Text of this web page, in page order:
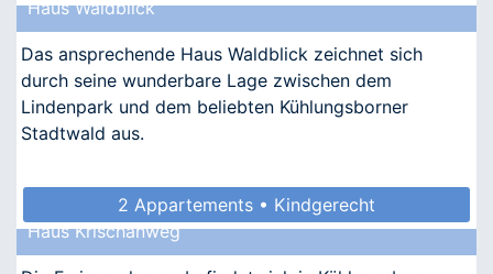
Haus Waldblick
Das ansprechende Haus Waldblick zeichnet sich
durch seine wunderbare Lage zwischen dem
Lindenpark und dem beliebten Kühlungsborner
Stadtwald aus.
2 Appartements • Kindgerecht
Haus Krischanweg